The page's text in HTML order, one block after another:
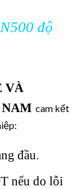
độ
VÀ
cam kết
đầu.
nếu do lỗi